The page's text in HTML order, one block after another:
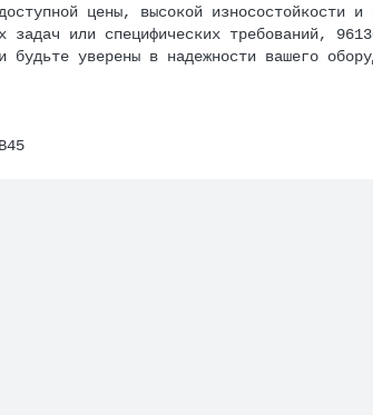
цены, высокой износостойкости
или специфических требований,
уверены в надежности вашего